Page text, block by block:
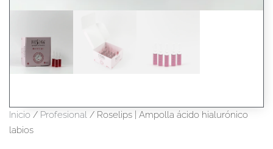
Inicio / Profesional / Roselips | Ampolla ácido hialurónico
labios